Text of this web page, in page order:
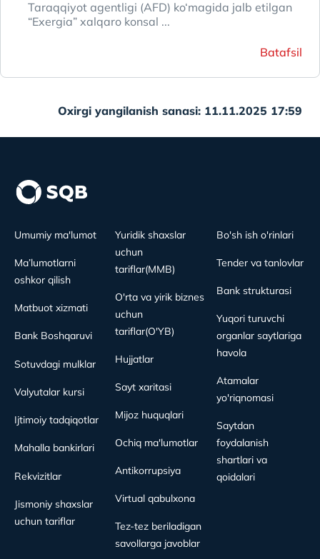
Taraqqiyot аgentligi (AFD) ko‘magida jalb etilgan
“Exergia” xalqaro konsal ...
Batafsil
Oxirgi yangilanish sanasi: 11.11.2025 17:59
Umumiy ma'lumot
Ma’lumotlarni
oshkor qilish
Matbuot xizmati
Bank Boshqaruvi
Sotuvdagi mulklar
Valyutalar kursi
Ijtimoiy tadqiqotlar
Mahalla bankirlari
Rekvizitlar
Jismoniy shaxslar
uchun tariflar
Yuridik shaxslar
uchun
tariflar(MMB)
O'rta va yirik biznes
uchun
tariflar(O'YB)
Hujjatlar
Sayt xaritasi
Mijoz huquqlari
Ochiq ma'lumotlar
Antikorrupsiya
Virtual qabulxona
Tez-tez beriladigan
savollarga javoblar
Bo'sh ish o'rinlari
Tender va tanlovlar
Bank strukturasi
Yuqori turuvchi
organlar saytlariga
havola
Atamalar
yo'riqnomasi
Saytdan
foydalanish
shartlari va
qoidalari